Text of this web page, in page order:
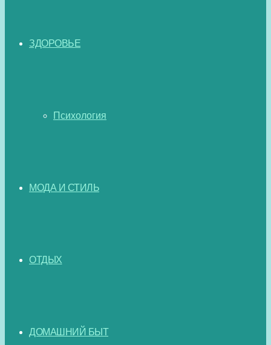
ЗДОРОВЬЕ
Психология
МОДА И СТИЛЬ
ОТДЫХ
ДОМАШНИЙ БЫТ